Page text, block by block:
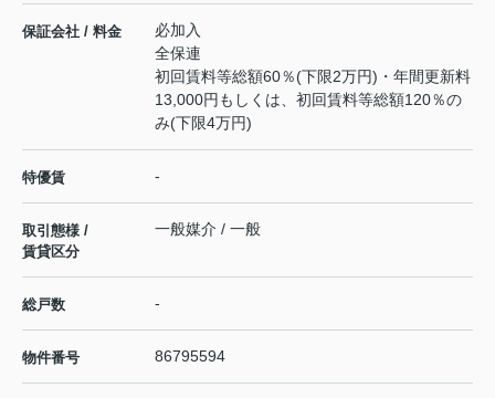
保証会社 / 料金
必加入
全保連
初回賃料等総額60％(下限2万円)・年間更新料
13,000円もしくは、初回賃料等総額120％の
み(下限4万円)
特優賃 -
取引態様 /
賃貸区分
一般媒介 / 一般
総戸数 -
物件番号 86795594